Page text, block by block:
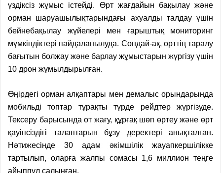
үздіксіз жұмыс істейді. Өрт жағдайын бақылау және
орман шаруашылықтарындағы ахуалды талдау үшін
бейнебақылау жүйелері мен ғарыштық мониторинг
мүмкіндіктері пайдаланылуда. Сондай-ақ, өрттің таралу
бағытын болжау және барлау жұмыстарын жүргізу үшін
10 дрон жұмылдырылған.
Өңірдегі орман алқаптары мен демалыс орындарында
мобильді топтар тұрақты түрде рейдтер жүргізуде.
Тексеру барысында от жағу, құрғақ шөп өртеу және өрт
қауіпсіздігі талаптарын бұзу деректері анықталған.
Нәтижесінде 30 адам әкімшілік жауапкершілікке
тартылып, оларға жалпы сомасы 1,6 миллион теңге
айыппұл салынған.